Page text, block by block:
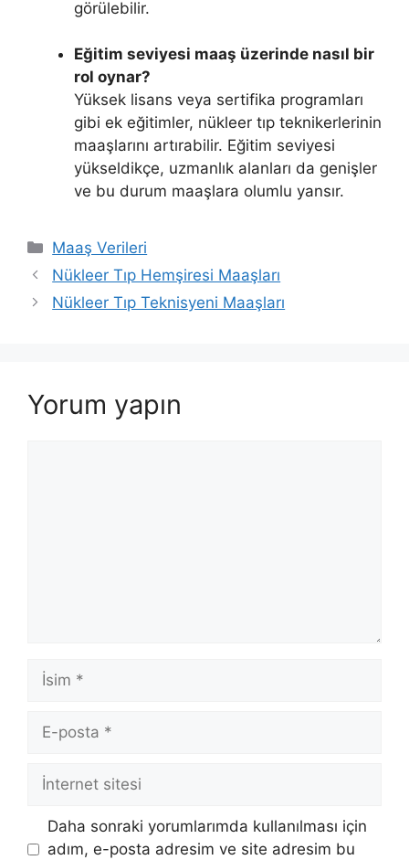
görülebilir.
Eğitim seviyesi maaş üzerinde nasıl bir
rol oynar?
Yüksek lisans veya sertifika programları
gibi ek eğitimler, nükleer tıp teknikerlerinin
maaşlarını artırabilir. Eğitim seviyesi
yükseldikçe, uzmanlık alanları da genişler
ve bu durum maaşlara olumlu yansır.
Kategoriler
Maaş Verileri
Nükleer Tıp Hemşiresi Maaşları
Nükleer Tıp Teknisyeni Maaşları
Yorum yapın
İsim
posta
İnternet
Daha sonraki yorumlarımda kullanılması için
adım, e-posta adresim ve site adresim bu